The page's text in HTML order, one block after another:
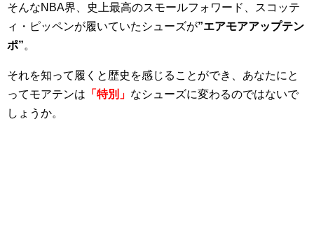
そんなNBA界、史上最高のスモールフォワード、スコッテ
ィ・ピッペンが履いていたシューズが”エアモアアップテン
ポ”
それを知って履くと歴史を感じることができ、あなたにと
ってモアテンは 「特別」 なシューズに変わるのではないで
しょうか。